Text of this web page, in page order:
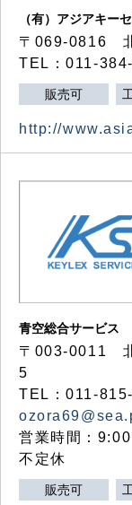
（有）アジアキー
〒069-0816
TEL：011-
販売可
http://
青空総合サービス
〒003-0011
5
TEL：011-
営業時間：
不定休
販売可